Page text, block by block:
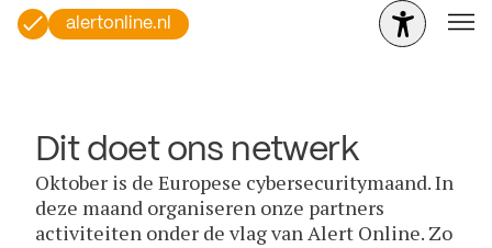
alertonline.nl
Dit doet ons netwerk
Oktober is de Europese cybersecuritymaand. In
deze maand organiseren onze partners
activiteiten onder de vlag van Alert Online. Zo